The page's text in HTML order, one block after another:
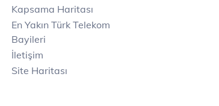
Kapsama Haritası
En Yakın Türk Telekom
Bayileri
İletişim
Site Haritası